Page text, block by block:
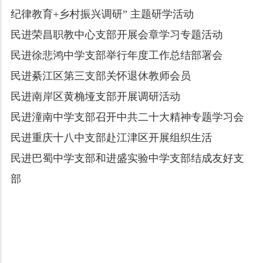
纪律教育+乡村振兴调研” 主题研学活动
民进荣昌职教中心支部开展会章学习专题活动
民进徐悲鸿中学支部举行年度工作总结部署会
民进綦江区第三支部关怀退休教师会员
民进南岸区黄桷垭支部开展调研活动
民进潼南中学支部召开中共二十大精神专题学习会
民进重庆十八中支部赴江津区开展组织生活
民进巴蜀中学支部和进盛实验中学支部结成友好支
部